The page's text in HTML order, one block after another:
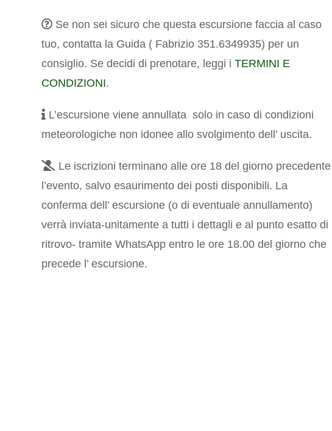
Se non sei sicuro che questa escursione faccia al caso
tuo, contatta la Guida ( Fabrizio 351.6349935) per un
consiglio. Se decidi di prenotare, leggi iTERMINI E
CONDIZIONI.
L’escursione viene annullata solo in caso di condizioni
meteorologiche non idonee allo svolgimento dell’ uscita.
Le iscrizioni terminano alle ore 18 del giorno precedente
l’evento, salvo esaurimento dei posti disponibili. La
conferma dell’ escursione (o di eventuale annullamento)
verrà inviata-unitamente a tutti i dettagli e al punto esatto di
ritrovo- tramite WhatsApp entro le ore 18.00 del giorno che
precede l’ escursione.